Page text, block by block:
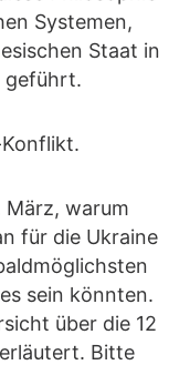
Systemen,
Staat in
geführt.
März, warum
für die Ukraine
sein könnten.
über die 12
Bitte